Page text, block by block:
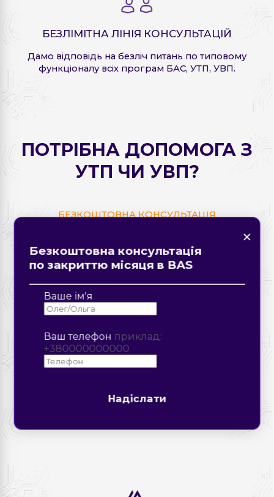
Форма зворотнього зв'язку
Надіслати
Замовте дзвінок
Надіслати
БЕЗЛІМІТНА ЛІНІЯ КОНСУЛЬТАЦІЙ
Дамо відповідь на безліч питань по типовому
функціоналу всіх програм БАС, УТП, УВП.
ПОТРІБНА ДОПОМОГА З
УТП ЧИ УВП?
БЕЗКОШТОВНА КОНСУЛЬТАЦІЯ
Ваш телефон приклад: +380000000000
Повідомлення
сторінці?
×
Опис помилки
Надіслати
×
Безкоштовна консультація
по закриттю місяця в BAS
Ваше ім'я
Ваш телефон приклад:
+380000000000
Надіслати